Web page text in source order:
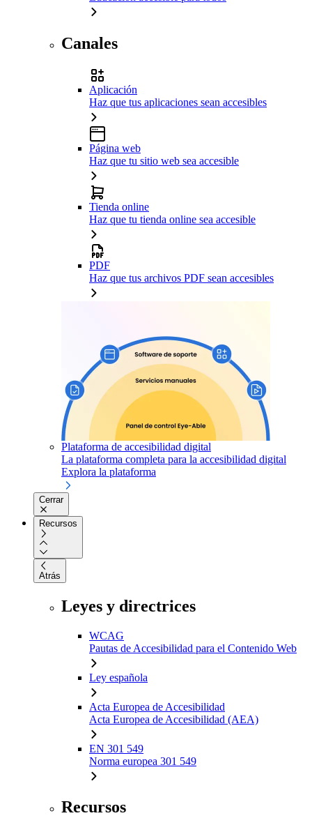
Canales
Aplicación
Haz que tus aplicaciones sean accesibles
Página web
Haz que tu sitio web sea accesible
Tienda online
Haz que tu tienda online sea accesible
PDF
Haz que tus archivos PDF sean accesibles
Plataforma de accesibilidad digital
La plataforma completa para la accesibilidad digital
Explora la plataforma
Cerrar
Recursos
Atrás
Leyes y directrices
WCAG
Pautas de Accesibilidad para el Contenido Web
Ley española
Acta Europea de Accesibilidad
Acta Europea de Accesibilidad (AEA)
EN 301 549
Norma europea 301 549
Recursos